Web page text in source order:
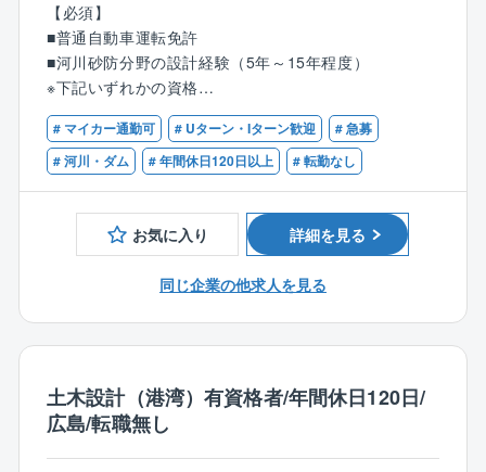
【河川砂防部門】
各種河川砂防構造物設計
河川砂防設計
河川全体計画
内水解析
砂防堰堤
可動堰
渓流保全計画
不等流解析 など
完全週休2日制で各種手当・福利厚生も充実していま
す。ノー残業デーの設定や、時間単位有給の取得、育
児や介護における休暇取得など、柔軟な働き方に適応
本比率は7割以上と、財務基盤も非常に安定しているの
が特徴です。こうした背景から、平均勤続年数は比較
【必須】
■普通自動車運転免許
■河川砂防分野の設計経験（5年～15年程度）
※下記いずれかの資格
■技術士（建設部門：河川、砂防及び海岸・海洋）
■RCCM
【歓迎】
■測量士（補）
■地質調査技士
■1級あるいは2級土木施工管理技士
# マイカー通勤可 # Uターン・Iターン歓迎
# 急募
# 河川・ダム
# 年間休日120日以上 # 転勤なし
お気に入り 詳細を見る
同じ企業の他求人を見る
土木設計（港湾）有資格者/年間休日120日/
広島/転職無し